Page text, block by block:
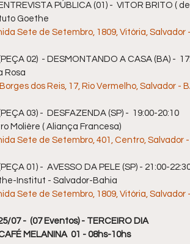
PÚBLICA (01) -  VITOR BRITO (
Goethe
Sete de Setembro, 1809, Vitória, Salvador
02)  - DESMONTANDO A CASA (BA) -
Rosa
dos Reis, 17, Rio Vermelho, Salvador -
03) -  DESFAZENDA (SP) -  19:00-20:10
Molière ( Aliança Francesa)
Sete de Setembro, 401, Centro, Salvador
01) -  AVESSO DA PELE (SP) - 21:00-
Institut - Salvador-Bahia
Sete de Setembro, 1809, Vitória, Salvador
07 -  (07 Eventos) - TERCEIRO DIA
MELANINA  01 - 08hs-10hs